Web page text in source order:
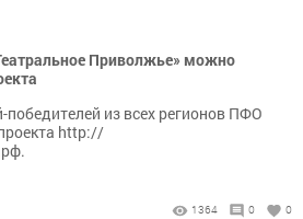
Приволжье» можно
победителей из всех регионов ПФО
http://
1364 0 0